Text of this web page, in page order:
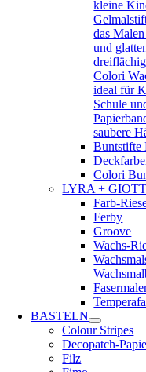
kleine
das
und
Colori
ideal für
Schule
saubere
Buntstifte
Colori
LYRA +
Farb-
Ferby
Groove
Wachs-
BASTELN
Colour Stripes
Decopatch-
Filz